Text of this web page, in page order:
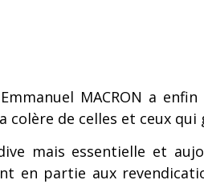
MACRON a
colère de celles et ceux
mais essentielle et
en partie aux